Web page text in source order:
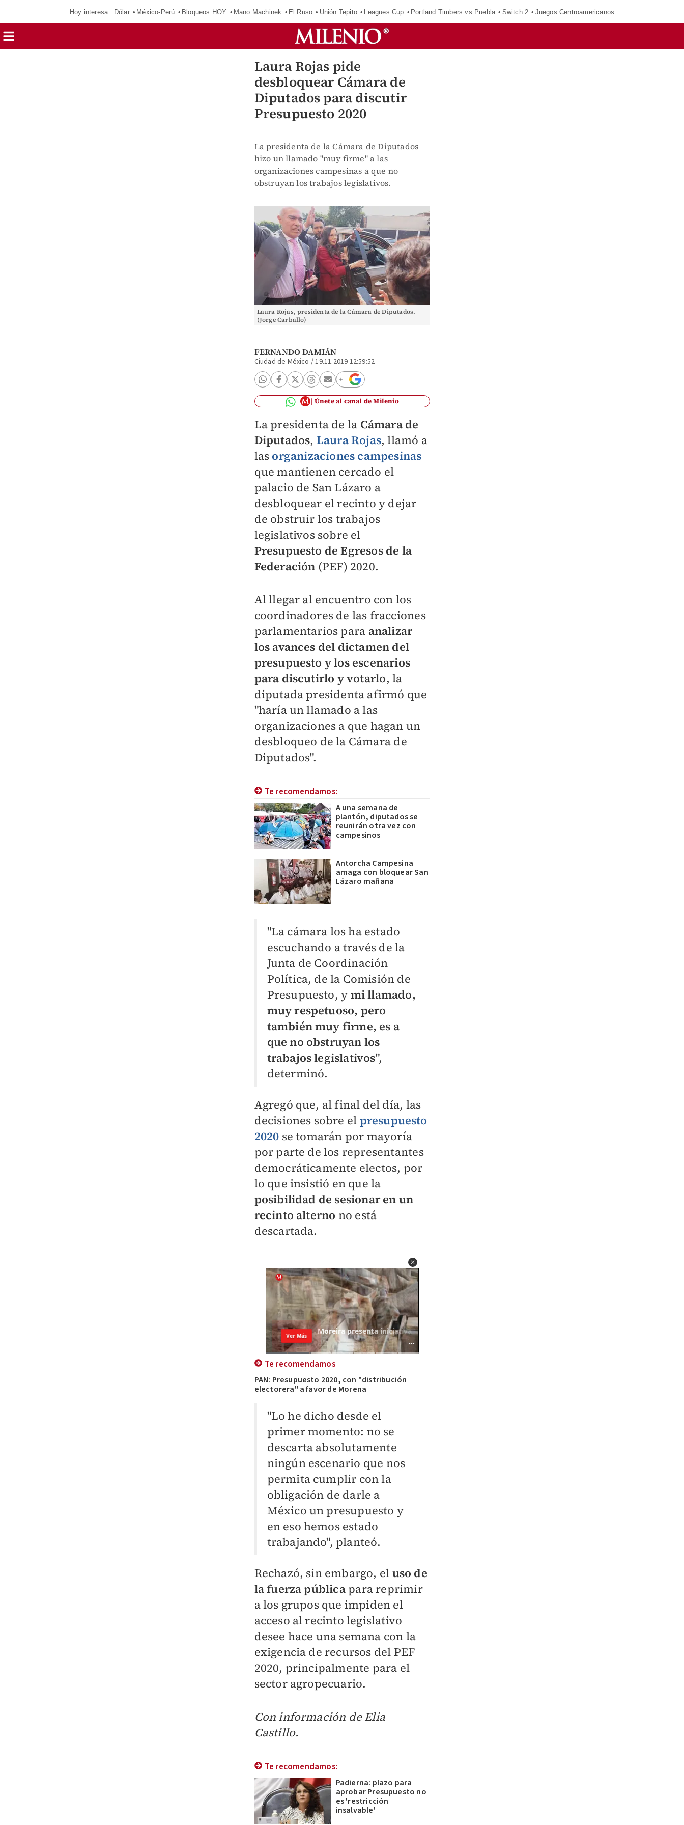
Hoy interesa: Dólar México-Perú Bloqueos HOY Mano Machinek El Ruso Unión Tepito Leagues Cup Portland Timbers vs Puebla Switch 2 Juegos Centroamericanos
Laura Rojas pide
desbloquear Cámara de
Diputados para discutir
Presupuesto 2020
La presidenta de la Cámara de Diputados
hizo un llamado "muy firme" a las
organizaciones campesinas a que no
obstruyan los trabajos legislativos.
Laura Rojas, presidenta de la Cámara de Diputados.
(Jorge Carballo)
FERNANDO DAMIÁN
Ciudad de México /19.11.2019 12:59:52
Únete al canal de Milenio
La presidenta de la Cámara de
Diputados, Laura Rojas, llamó a
las organizaciones campesinas
que mantienen cercado el
palacio de San Lázaro a
desbloquear el recinto y dejar
de obstruir los trabajos
legislativos sobre el
Presupuesto de Egresos de la
Federación (PEF) 2020.
Al llegar al encuentro con los
coordinadores de las fracciones
parlamentarios para analizar
los avances del dictamen del
presupuesto y los escenarios
para discutirlo y votarlo, la
diputada presidenta afirmó que
"haría un llamado a las
organizaciones a que hagan un
desbloqueo de la Cámara de
Diputados".
Te recomendamos:
A una semana de
plantón, diputados se
reunirán otra vez con
campesinos
Antorcha Campesina
amaga con bloquear San
Lázaro mañana
"La cámara los ha estado
escuchando a través de la
Junta de Coordinación
Política, de la Comisión de
Presupuesto, y mi llamado,
muy respetuoso, pero
también muy firme, es a
que no obstruyan los
trabajos legislativos",
determinó.
Agregó que, al final del día, las
decisiones sobre el presupuesto
2020 se tomarán por mayoría
por parte de los representantes
democráticamente electos, por
lo que insistió en que la
posibilidad de sesionar en un
recinto alterno no está
descartada.
Te recomendamos
PAN: Presupuesto 2020, con "distribución
electorera" a favor de Morena
​"Lo he dicho desde el
primer momento: no se
descarta absolutamente
ningún escenario que nos
permita cumplir con la
obligación de darle a
México un presupuesto y
en eso hemos estado
trabajando", planteó.
Rechazó, sin embargo, el uso de
la fuerza pública para reprimir
a los grupos que impiden el
acceso al recinto legislativo
desee hace una semana con la
exigencia de recursos del PEF
2020, principalmente para el
sector agropecuario.
Con información de Elia
Castillo.
Te recomendamos:
Padierna: plazo para
aprobar Presupuesto no
es 'restricción
insalvable'